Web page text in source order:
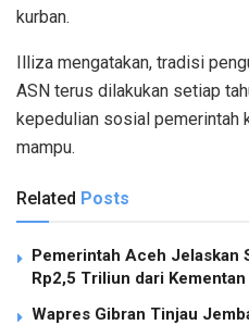
kurban.
Illiza mengatakan, tradisi
ASN terus dilakukan setiap
kepedulian sosial pemerintah
mampu.
Related Posts
Pemerintah Aceh Jelaskan
Rp2,5 Triliun dari Kementan
Wapres Gibran Tinjau